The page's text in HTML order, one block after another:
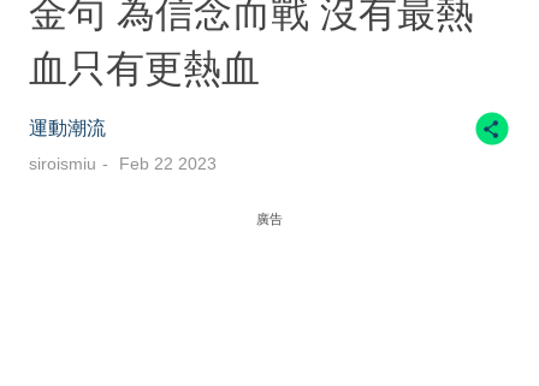
金句 為信念而戰 沒有最熱
血只有更熱血
運動潮流
siroismiu Feb 22 2023
廣告